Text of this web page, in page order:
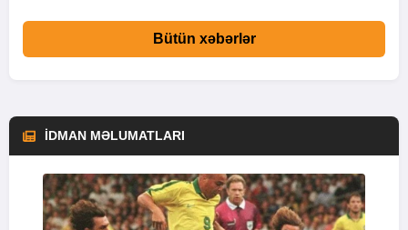
Bütün xəbərlər
İDMAN MƏLUMATLARI